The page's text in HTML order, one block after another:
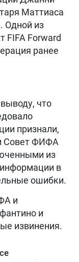
Маттиаса
Одной из
FIFA Forward
ранее
что
признали,
Совет ФИФА
из
в
ошибки.
и
и
извинения.